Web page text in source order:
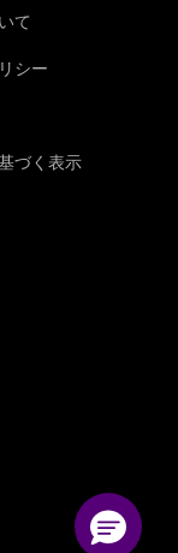
て
シー
づく表示